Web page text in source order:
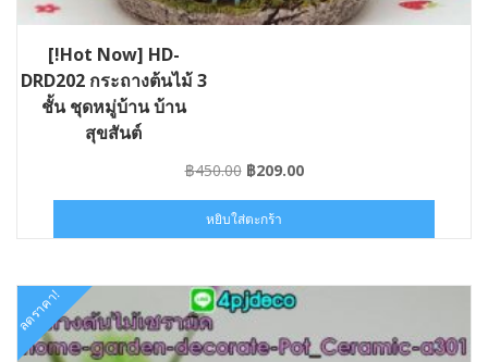
[!Hot Now] HD-
DRD202 กระถางต้นไม้ 3
ชั้น ชุดหมู่บ้าน บ้าน
สุขสันต์
฿450.00 Original
was:
฿450.00.
฿209.00Current
฿209.00.
หยิบใส่ตะกร้า
ลดราคา!